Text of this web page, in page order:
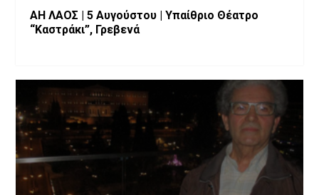
ΑΗ ΛΑΟΣ | 5 Αυγούστου | Υπαίθριο Θέατρο
“Καστράκι”, Γρεβενά